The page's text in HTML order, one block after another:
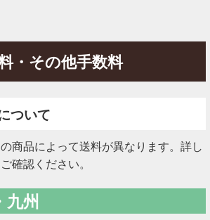
・その他手数料
ついて
商品によって送料が異なります。詳し
確認ください。
九州